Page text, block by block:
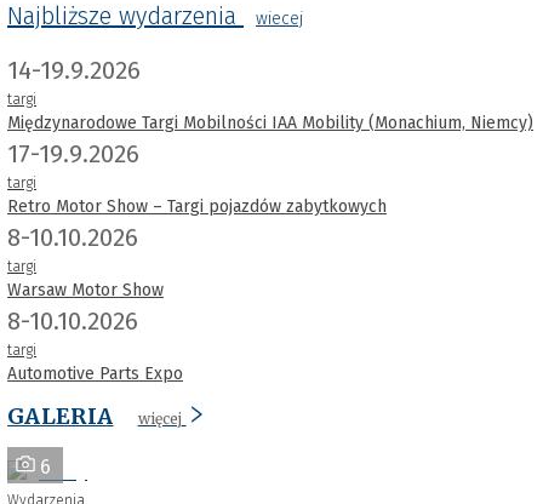
Najbliższe wydarzenia
wiecej
14-19.9.2026
targi
Międzynarodowe Targi Mobilności IAA Mobility (Monachium, Niemcy)
17-19.9.2026
targi
Retro Motor Show – Targi pojazdów zabytkowych
8-10.10.2026
targi
Warsaw Motor Show
8-10.10.2026
targi
Automotive Parts Expo
GALERIA więcej
6